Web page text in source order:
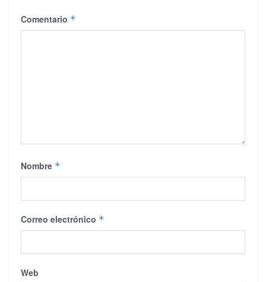
Comentario *
Nombre *
Correo electrónico *
Web